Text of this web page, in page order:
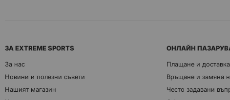
ЗА EXTREME SPORTS
За нас
Новини и полезни съвети
Нашият магазин
ОНЛАЙН
Плащане и доставка
Връщане и замяна
Често задавани